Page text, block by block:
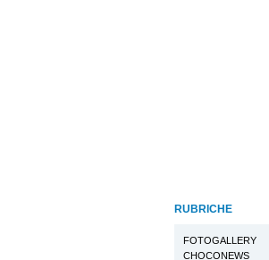
RUBRICHE
FOTOGALLERY
CHOCONEWS